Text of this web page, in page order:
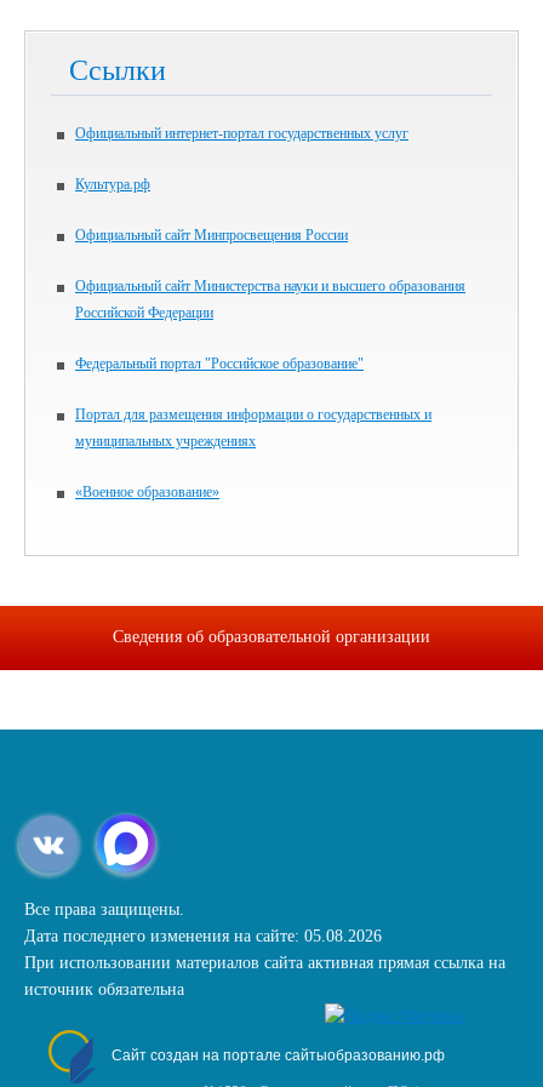
Ссылки
Официальный интернет-портал государственных услуг
Культура.рф
Официальный сайт Минпросвещения России
Официальный сайт Министерства науки и высшего образования
Российской Федерации
Федеральный портал "Российское образование"
Портал для размещения информации о государственных и
муниципальных учреждениях
«Военное образование»
Сведения об образовательной организации
Все права защищены.
Дата последнего изменения на сайте: 05.08.2026
При использовании материалов сайта активная прямая ссылка на
источник обязательна
Сайт создан на портале сайтыобразованию.рф